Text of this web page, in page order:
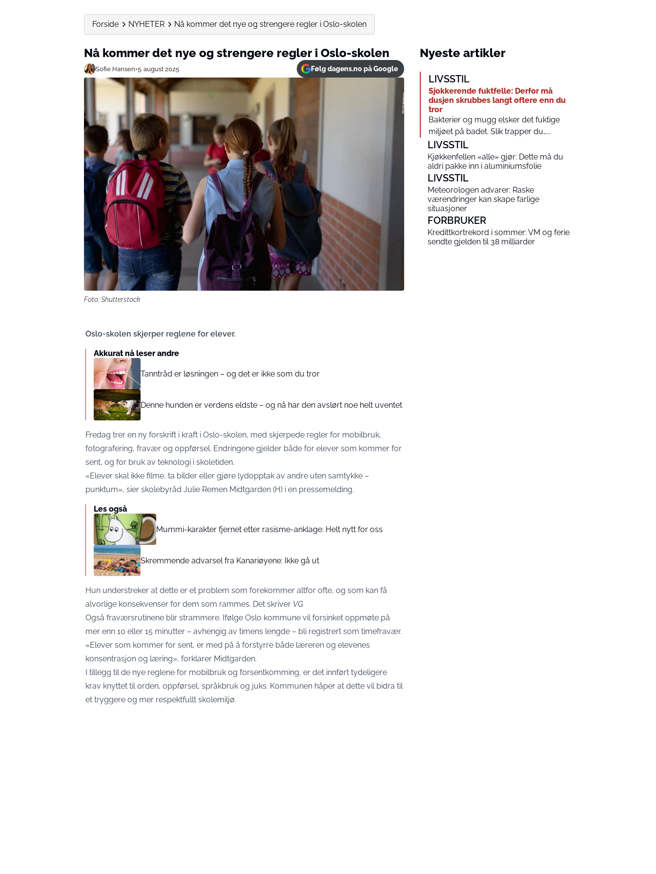
Forside NYHETER Nå kommer det nye og strengere regler i Oslo-skolen
Nå kommer det nye og strengere regler i Oslo-skolen
Sofie Hansen•5. august 2025 Følg dagens.no på Google
Foto: Shutterstock
Oslo-skolen skjerper reglene for elever.
Akkurat nå leser andre
Tanntråd er løsningen – og det er ikke som du tror
Denne hunden er verdens eldste – og nå har den avslørt noe helt uventet
Fredag trer en ny forskrift i kraft i Oslo-skolen, med skjerpede regler for mobilbruk,
fotografering, fravær og oppførsel. Endringene gjelder både for elever som kommer for
sent, og for bruk av teknologi i skoletiden.
«Elever skal ikke filme, ta bilder eller gjøre lydopptak av andre uten samtykke –
punktum», sier skolebyråd Julie Remen Midtgarden (H) i en pressemelding.
Les også
Mummi-karakter fjernet etter rasisme-anklage: Helt nytt for oss
Skremmende advarsel fra Kanariøyene: Ikke gå ut
Hun understreker at dette er et problem som forekommer altfor ofte, og som kan få
alvorlige konsekvenser for dem som rammes. Det skriver VG
Også fraværsrutinene blir strammere. Ifølge Oslo kommune vil forsinket oppmøte på
mer enn 10 eller 15 minutter – avhengig av timens lengde – bli registrert som timefravær.
«Elever som kommer for sent, er med på å forstyrre både læreren og elevenes
konsentrasjon og læring», forklarer Midtgarden.
I tillegg til de nye reglene for mobilbruk og forsentkomming, er det innført tydeligere
krav knyttet til orden, oppførsel, språkbruk og juks. Kommunen håper at dette vil bidra til
et tryggere og mer respektfullt skolemiljø.
Nyeste artikler
LIVSSTIL
Sjokkerende fuktfelle: Derfor må
dusjen skrubbes langt oftere enn du
tror
Bakterier og mugg elsker det fuktige
miljøet på badet. Slik trapper du…...
LIVSSTIL
Kjøkkenfellen «alle» gjør: Dette må du
aldri pakke inn i aluminiumsfolie
LIVSSTIL
Meteorologen advarer: Raske
værendringer kan skape farlige
situasjoner
FORBRUKER
Kredittkortrekord i sommer: VM og ferie
sendte gjelden til 38 milliarder